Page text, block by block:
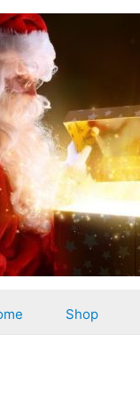
Shop